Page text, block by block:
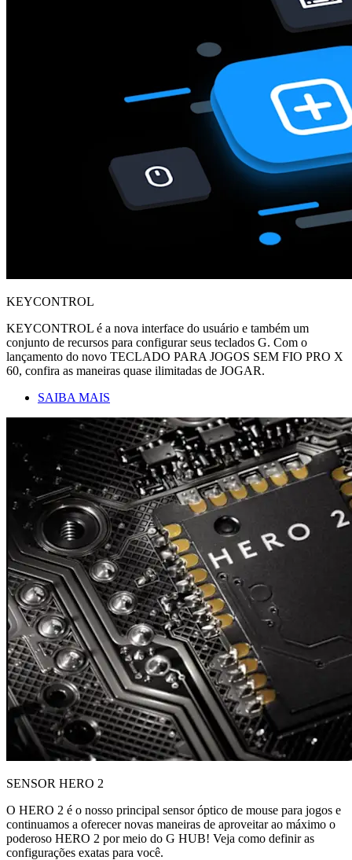
KEYCONTROL
KEYCONTROL é a nova interface do usuário e também um
conjunto de recursos para configurar seus teclados G. Com o
lançamento do novo TECLADO PARA JOGOS SEM FIO PRO X
60, confira as maneiras quase ilimitadas de JOGAR.
SAIBA MAIS
SENSOR HERO 2
O HERO 2 é o nosso principal sensor óptico de mouse para jogos e
continuamos a oferecer novas maneiras de aproveitar ao máximo o
poderoso HERO 2 por meio do G HUB! Veja como definir as
configurações exatas para você.